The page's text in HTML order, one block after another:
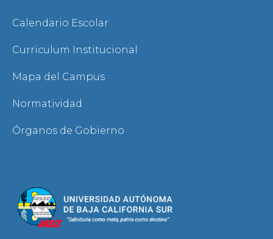
Calendario Escolar
Curriculum Institucional
Mapa del Campus
Normatividad
Órganos de Gobierno